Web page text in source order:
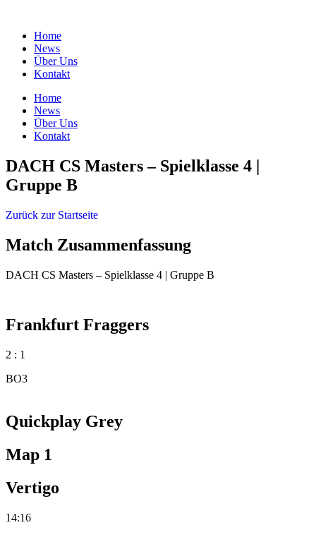
springenHome
News
Über Uns
Kontakt
Home
News
Über Uns
Kontakt
DACH CS Masters – Spielklasse 4 |
Gruppe B
Zurück zur Startseite
Match Zusammenfassung
DACH CS Masters – Spielklasse 4 | Gruppe B
Frankfurt Fraggers
2 : 1
BO3
Quickplay Grey
Map 1
Vertigo
14:16